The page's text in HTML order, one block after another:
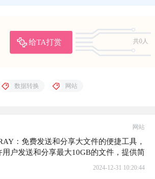
给TA打赏
共0人
数据转换 网站
网站
：免费发送和分享大文件的便捷工具，
用户发送和分享最大10GB的文件，提供简
单的上传和分享流程，确保数据安全和隐私
2024-12-31 10:20:44